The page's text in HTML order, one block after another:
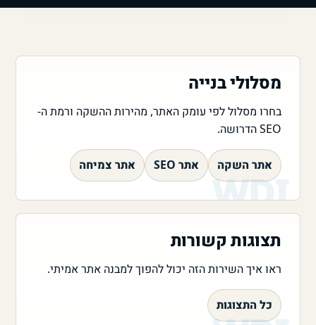
מסלולי בנייה
בחרו מסלול לפי עומק האתר, מהירות ההשקה ורמת ה-
SEO הדרושה.
אתר השקה אתר SEO אתר צמיחה
תצוגות קשורות
ראו איך השירות הזה יכול להפוך למבנה אתר אמיתי.
כל התצוגות